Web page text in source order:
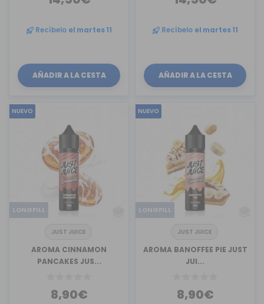
Recíbelo el martes 11
AÑADIR A LA CESTA
Recíbelo el martes 11
AÑADIR A LA CESTA
NUEVO
LONGFILL
JUST JUICE
AROMA CINNAMON
PANCAKES JUS...
8,90€
NUEVO
LONGFILL
JUST JUICE
AROMA BANOFFEE PIE JUST
JUI...
8,90€